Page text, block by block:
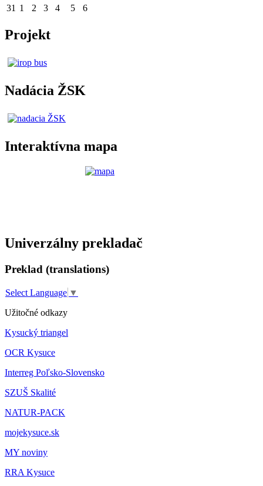
31 1 2 3 4 5 6
Projekt
Nadácia ŽSK
Interaktívna mapa
Univerzálny prekladač
Preklad (translations)
Select Language ▼
Užitočné odkazy
Kysucký triangel
OCR Kysuce
Interreg Poľsko-Slovensko
SZUŠ Skalité
NATUR-PACK
mojekysuce.sk
MY noviny
RRA Kysuce